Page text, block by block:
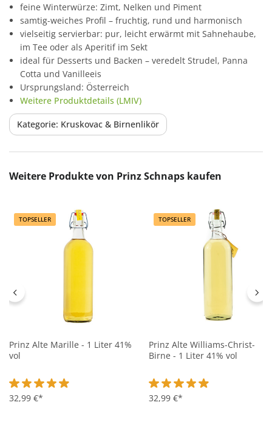
feine Winterwürze: Zimt, Nelken und Piment
samtig-weiches Profil – fruchtig, rund und harmonisch
vielseitig servierbar: pur, leicht erwärmt mit Sahnehaube,
im Tee oder als Aperitif im Sekt
ideal für Desserts und Backen – veredelt Strudel, Panna
Cotta und Vanilleeis
Ursprungsland: Österreich
Weitere Produktdetails (LMIV)
Kategorie: Kruskovac & Birnenlikör
Produktgalerie überspringen
Weitere Produkte von Prinz Schnaps kaufen
TOPSELLER
Prinz Alte Marille - 1 Liter 41%
vol
Durchschnittliche Bewertung von 4.8 von 5 Sternen
32,99 €*
TOPSELLER
Prinz Alte Williams-Christ-
Birne - 1 Liter 41% vol
Durchschnittliche
32,99 €*